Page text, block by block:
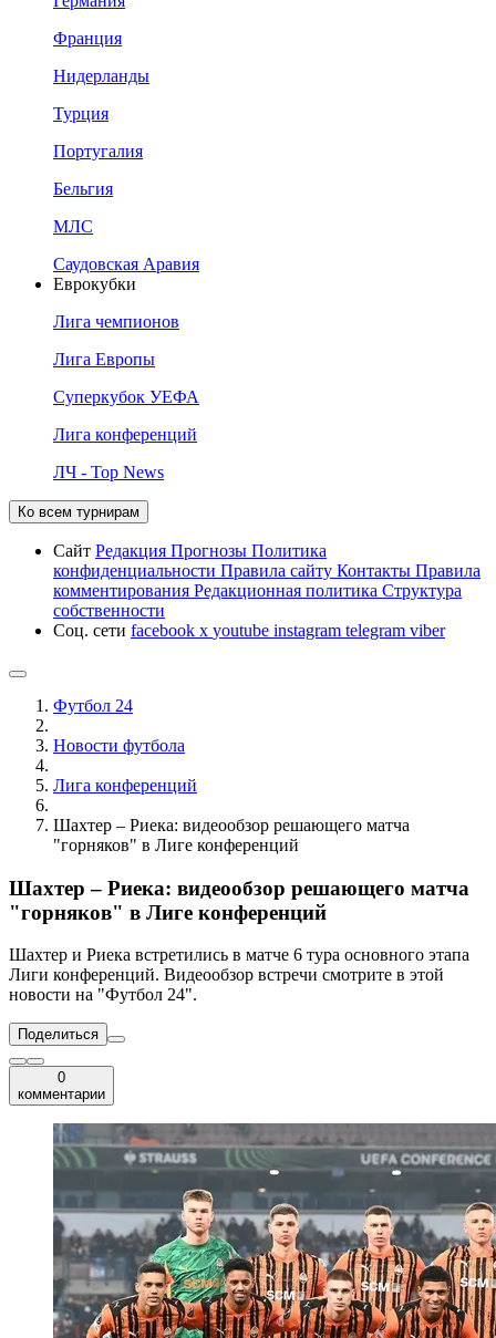
Франция
Нидерланды
Турция
Португалия
Бельгия
МЛС
Саудовская Аравия
Еврокубки
Лига чемпионов
Лига Европы
Суперкубок УЕФА
Лига конференций
ЛЧ - Top News
Ко всем турнирам
Сайт Редакция Прогнозы Политика
конфиденциальности Правила сайту Контакты Правила
комментирования Редакционная политика Структура
собственности
Соц. сети facebook x youtube instagram telegram viber
Футбол 24
Новости футбола
Лига конференций
Шахтер – Риека: видеообзор решающего матча
"горняков" в Лиге конференций
Шахтер – Риека: видеообзор решающего матча
"горняков" в Лиге конференций
Шахтер и Риека встретились в матче 6 тура основного этапа
Лиги конференций. Видеообзор встречи смотрите в этой
новости на "Футбол 24".
Поделиться
0
комментарии